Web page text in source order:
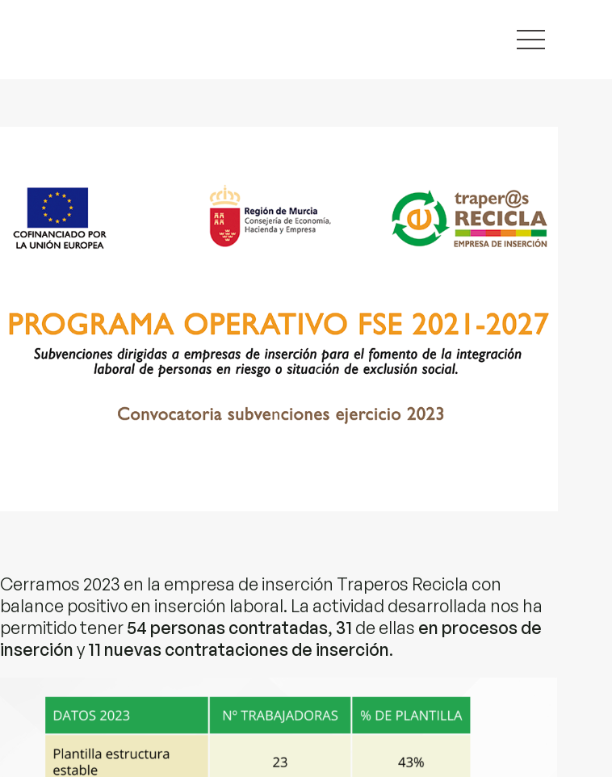
Cerramos 2023 en la empresa de inserción Traperos Recicla con
balance positivo en inserción laboral. La actividad desarrollada nos ha
permitido tener54 personas contratadas, 31 de ellas en procesos de
insercióny11 nuevas contrataciones de inserción.